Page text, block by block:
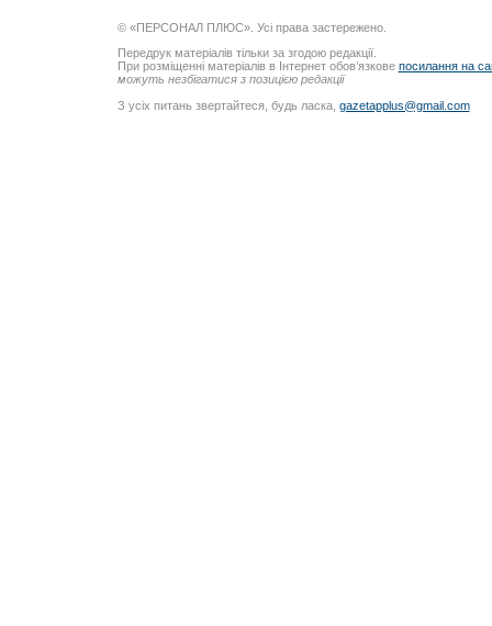
© «ПЕРСОНАЛ ПЛЮС». Усі права застережено.
Передрук матеріалів тільки за згодою редакції.
При розміщенні матеріалів в Інтернет обов’язкове посилання на
можуть незбігатися з позицією редакції
З усіх питань звертайтеся, будь ласка, gazetapplus@gmail.com